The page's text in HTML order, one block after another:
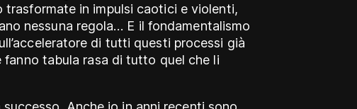
in impulsi caotici e violenti,
nessuna regola… E il fondamentalismo
di tutti questi processi già
fanno tabula rasa di tutto quel che li